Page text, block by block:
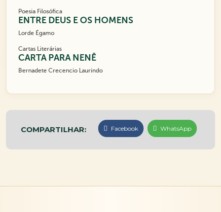
Poesia Filosófica
ENTRE DEUS E OS HOMENS
Lorde Égamo
Cartas Literárias
CARTA PARA NENÊ
Bernadete Crecencio Laurindo
COMPARTILHAR: Facebook WhatsApp